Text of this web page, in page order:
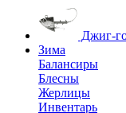
Джиг-
Зима
Балансиры
Блесны
Жерлицы
Инвентарь